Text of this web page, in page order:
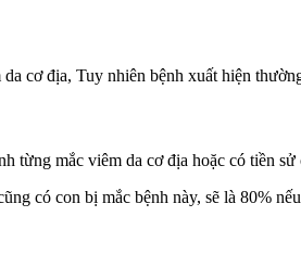
cơ địa, Tuy nhiên bệnh xuất hiện
từng mắc viêm da cơ địa hoặc có tiền
có con bị mắc bệnh này, sẽ là 80%